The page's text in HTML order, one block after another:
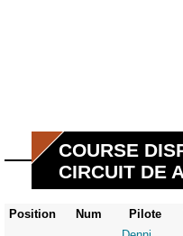
COURSE
CIRCUIT DE
Position Num Pilote